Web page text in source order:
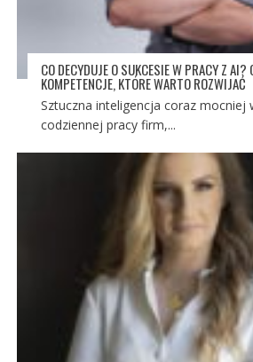
CO DECYDUJE O SUKCESIE W PRACY Z AI?
KOMPETENCJE, KTÓRE WARTO ROZWIJAĆ
Sztuczna inteligencja coraz mocniej
codziennej pracy firm,...